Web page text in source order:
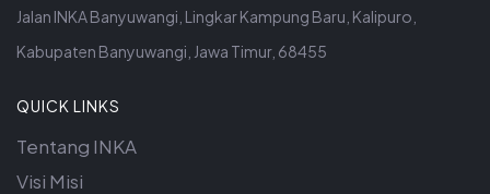
Jalan INKA Banyuwangi, Lingkar Kampung Baru, Kalipuro,
Kabupaten Banyuwangi, Jawa Timur, 68455
QUICK LINKS
Tentang INKA
Visi Misi